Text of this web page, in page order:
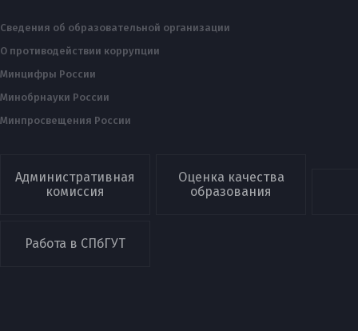
Сведения об образовательной организации
О противодействии коррупции
Минцифры России
Минобрнауки России
Минпросвещения России
Административная
комиссия
Оценка качества
образования
Работа в СПбГУТ